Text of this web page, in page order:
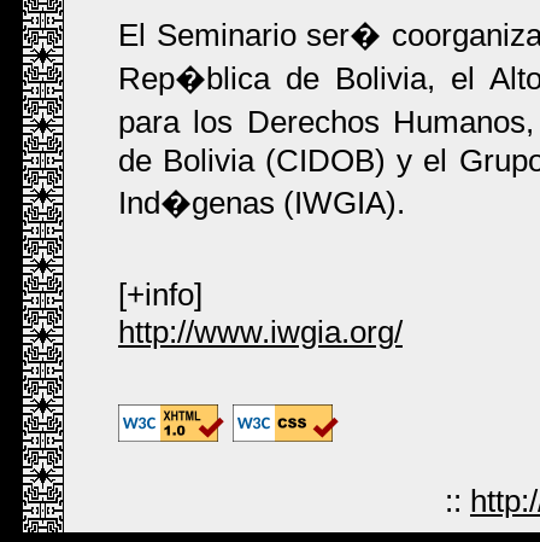
El Seminario ser�
Rep�blica de Bolivia, el
para los Derechos
de Bolivia (CIDOB) y el
Ind�genas (IWGIA).
[+info]
http://www.iwgia.org/
::